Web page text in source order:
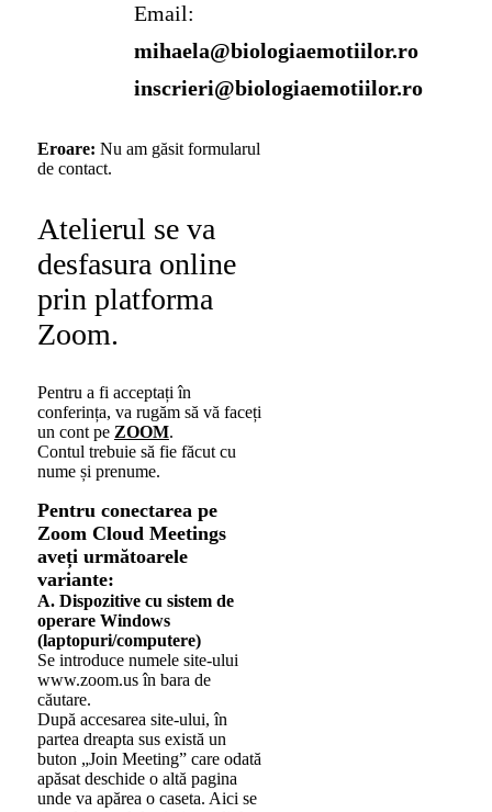
Email:
mihaela@biologiaemotiilor.ro
inscrieri@biologiaemotiilor.ro
Eroare: Nu am găsit formularul
de contact.
Atelierul se va
desfasura online
prin platforma
Zoom.
Pentru a fi acceptați în
conferința, va rugăm să vă faceți
un cont pe ZOOM.
Contul trebuie să fie făcut cu
nume și prenume.
Pentru conectarea pe
Zoom Cloud Meetings
aveți următoarele
variante:
A. Dispozitive cu sistem de
operare Windows
(laptopuri/computere)
Se introduce numele site-ului
www.zoom.us în bara de
căutare.
După accesarea site-ului, în
partea dreapta sus există un
buton „Join Meeting” care odată
apăsat deschide o altă pagina
unde va apărea o caseta. Aici se